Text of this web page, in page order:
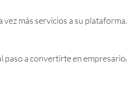
más servicios a su
a convertirte en